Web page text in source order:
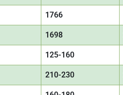
1766
1698
125-160
210-230